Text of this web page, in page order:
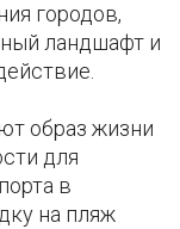
городов,
ландшафт и
образ жизни
для
в
на пляж